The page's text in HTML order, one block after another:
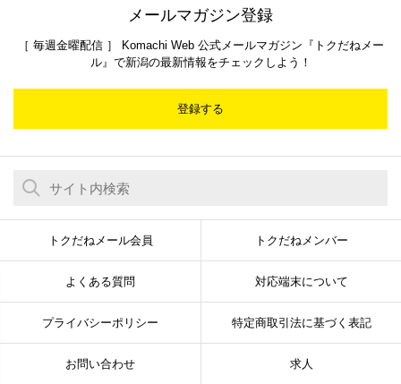
メールマガジン登録
［ 毎週金曜配信 ］ Komachi Web 公式メールマガジン『トクだねメー
ル』で新潟の最新情報をチェックしよう！
登録する
トクだねメール会員 トクだねメンバー
よくある質問 対応端末について
プライバシーポリシー 特定商取引法に基づく表記
お問い合わせ 求人